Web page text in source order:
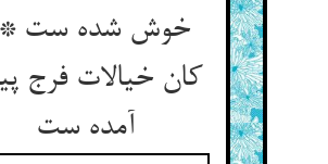
خوش شده ست
کان خیالات فرج
آمده ست‏